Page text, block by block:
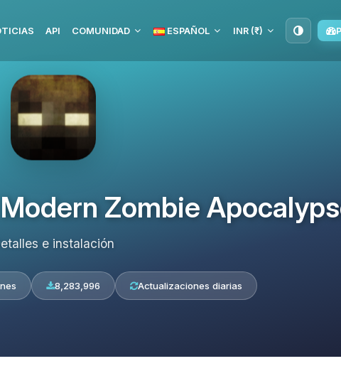
API COMUNIDAD ESPAÑOL INR (₹)
Zombie
e instalación
8,283,996 Actualizaciones diarias